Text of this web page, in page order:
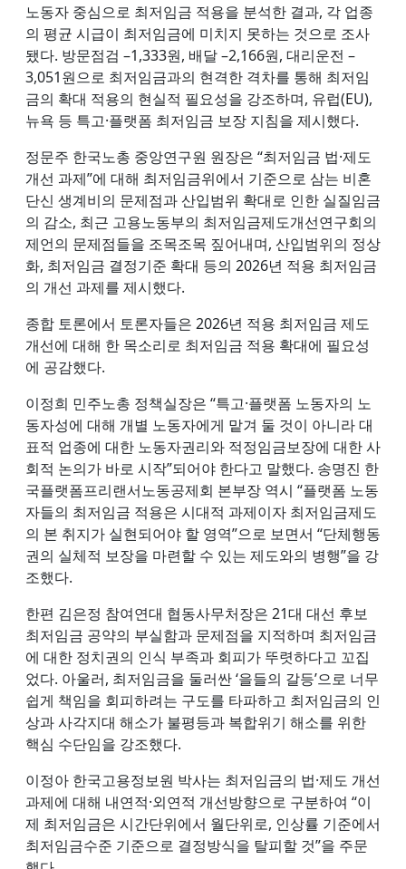
노동자 중심으로 최저임금 적용을 분석한 결과, 각 업종
의 평균 시급이 최저임금에 미치지 못하는 것으로 조사
됐다. 방문점검 –1,333원, 배달 –2,166원, 대리운전 –
3,051원으로 최저임금과의 현격한 격차를 통해 최저임
금의 확대 적용의 현실적 필요성을 강조하며, 유럽(EU),
뉴욕 등 특고·플랫폼 최저임금 보장 지침을 제시했다.
정문주 한국노총 중앙연구원 원장은 “최저임금 법·제도
개선 과제”에 대해 최저임금위에서 기준으로 삼는 비혼
단신 생계비의 문제점과 산입범위 확대로 인한 실질임금
의 감소, 최근 고용노동부의 최저임금제도개선연구회의
제언의 문제점들을 조목조목 짚어내며, 산입범위의 정상
화, 최저임금 결정기준 확대 등의 2026년 적용 최저임금
의 개선 과제를 제시했다.
종합 토론에서 토론자들은 2026년 적용 최저임금 제도
개선에 대해 한 목소리로 최저임금 적용 확대에 필요성
에 공감했다.
이정희 민주노총 정책실장은 “특고·플랫폼 노동자의 노
동자성에 대해 개별 노동자에게 맡겨 둘 것이 아니라 대
표적 업종에 대한 노동자권리와 적정임금보장에 대한 사
회적 논의가 바로 시작”되어야 한다고 말했다. 송명진 한
국플랫폼프리랜서노동공제회 본부장 역시 “플랫폼 노동
자들의 최저임금 적용은 시대적 과제이자 최저임금제도
의 본 취지가 실현되어야 할 영역”으로 보면서 “단체행동
권의 실체적 보장을 마련할 수 있는 제도와의 병행”을 강
조했다.
한편 김은정 참여연대 협동사무처장은 21대 대선 후보
최저임금 공약의 부실함과 문제점을 지적하며 최저임금
에 대한 정치권의 인식 부족과 회피가 뚜렷하다고 꼬집
었다. 아울러, 최저임금을 둘러싼 ‘을들의 갈등’으로 너무
쉽게 책임을 회피하려는 구도를 타파하고 최저임금의 인
상과 사각지대 해소가 불평등과 복합위기 해소를 위한
핵심 수단임을 강조했다.
이정아 한국고용정보원 박사는 최저임금의 법·제도 개선
과제에 대해 내연적·외연적 개선방향으로 구분하여 “이
제 최저임금은 시간단위에서 월단위로, 인상률 기준에서
최저임금수준 기준으로 결정방식을 탈피할 것”을 주문